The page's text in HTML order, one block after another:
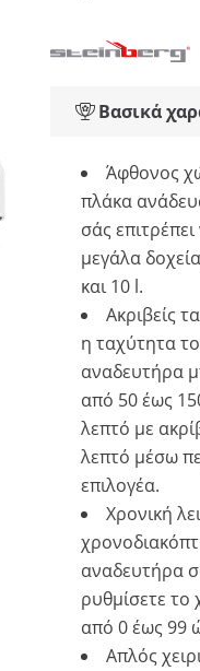
Βασικά
Άφθονος
πλάκα
σάς
μεγάλα
και 10 l.
Ακριβείς
η ταχύτητα
αναδευτήρα
από 50 έως
λεπτό με
λεπτό μέσω
επιλογέα.
Χρονική
αναδευτήρα
ρυθμίσετε το
από 0 έως 99
Απλός